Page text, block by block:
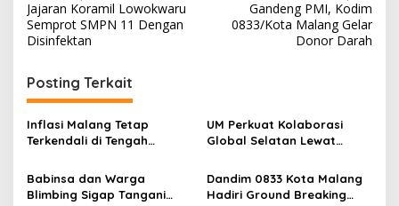
o
s
t
n
a
v
i
g
Jajaran Koramil Lowokwaru
Semprot SMPN 11 Dengan
Disinfektan
Gandeng PMI, Kodim
0833/Kota Malang Gelar
Donor Darah
Posting Terkait
Inflasi Malang Tetap
Terkendali di Tengah
Pastikan Daya Beli Warga
Tetap Terjaga
UM Perkuat Kolaborasi
Global Selatan Lewat
Air, dan Energi
Babinsa dan Warga
Blimbing Sigap Tangani
Dandim 0833 Kota Malang
Hadiri Ground Breaking